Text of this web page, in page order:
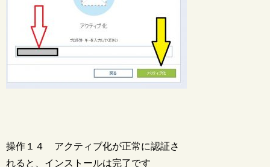
操作１４ アクティブ化が正常に認証さ
れると、インストールは完了です